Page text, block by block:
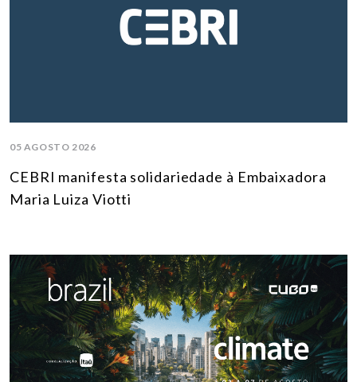
05 AGOSTO 2026
CEBRI manifesta solidariedade à Embaixadora
Maria Luiza Viotti